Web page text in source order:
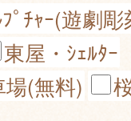
ﾌﾟﾁｬｰ(遊劇
東屋・ｼｪﾙﾀｰ
場(無料)